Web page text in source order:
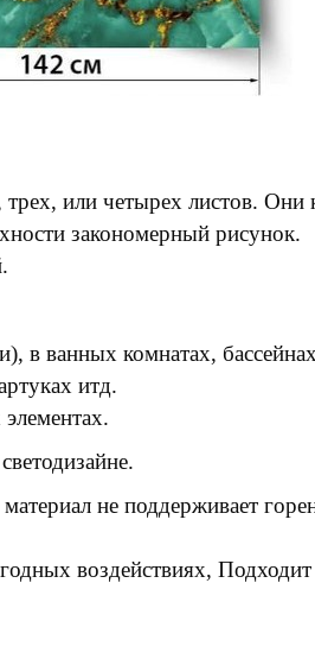
трех, или четырех листов. Они
закономерный рисунок.
в ванных комнатах,
итд.
не поддерживает
воздействиях,